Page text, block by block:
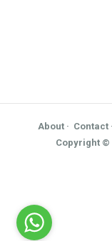
About Contact
Copyright ©